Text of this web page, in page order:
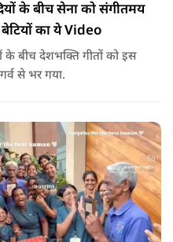
के बीच सेना को संगीतमय
का ये Video
के बीच देशभक्ति गीतों को इस
से भर गया.